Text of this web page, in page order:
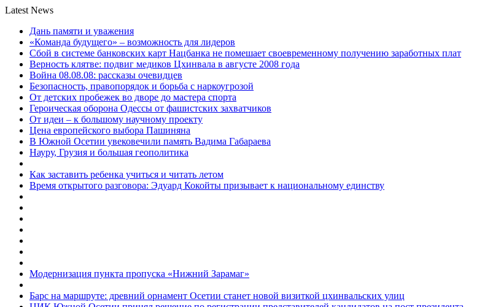
Latest News
Дань памяти и уважения
«Команда будущего» – возможность для лидеров
Сбой в системе банковских карт Нацбанка не помешает своевременному получению заработных плат
Верность клятве: подвиг медиков Цхинвала в августе 2008 года
Война 08.08.08: рассказы очевидцев
Безопасность, правопорядок и борьба с наркоугрозой
От детских пробежек во дворе до мастера спорта
Героическая оборона Одессы от фашистских захватчиков
От идеи – к большому научному проекту
Цена европейского выбора Пашиняна
В Южной Осетии увековечили память Вадима Габараева
Науру, Грузия и большая геополитика
Как заставить ребенка учиться и читать летом
Время открытого разговора: Эдуард Кокойты призывает к национальному единству
Модернизация пункта пропуска «Нижний Зарамаг»
Барс на маршруте: древний орнамент Осетии станет новой визиткой цхинвальских улиц